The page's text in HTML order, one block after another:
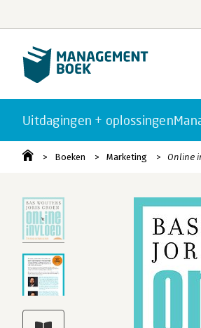
Uitdagingen + oplossingen
Boeken Marketing Online